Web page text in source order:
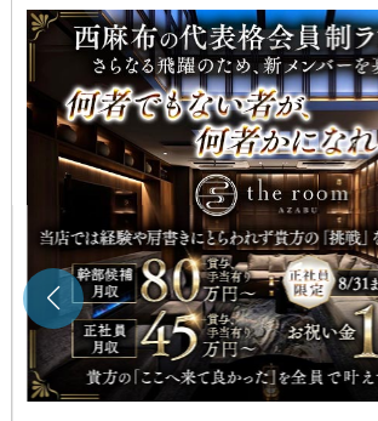
プライベートの時間も
充実させましょう！
‗‗‗‗‗‗‗‗‗‗‗‗
❑準備の負担や出費はなし❑
勤務時に着るスーツは
《レンタル可能》です。
事前に購入する必要はなく
すぐにお仕事を始められます◎
さらに
スタッフも《送り》のご利用がOK。
終電後の帰宅も安心です！
また
《寮》を完備しているため
遠方にお住まいの方もぜひご応募ください◎
スナックみゆき
━…━…━…━…━…━…━…━…━…━
～募集職種のご紹介～
￣￣￣￣￣￣￣￣￣￣￣
┏━━━━━━━━━━━━━━┓
■ホールスタッフ（正）■
月給：400,000円～
■ホールスタッフ（ア）■
時給：2,000円～
■送りドライバー■
日給：8,000 円～
┗━━━━━━━━━━━━━━┛
上記の基本給からスタートし
随時『昇給・昇格』を実施していきます！